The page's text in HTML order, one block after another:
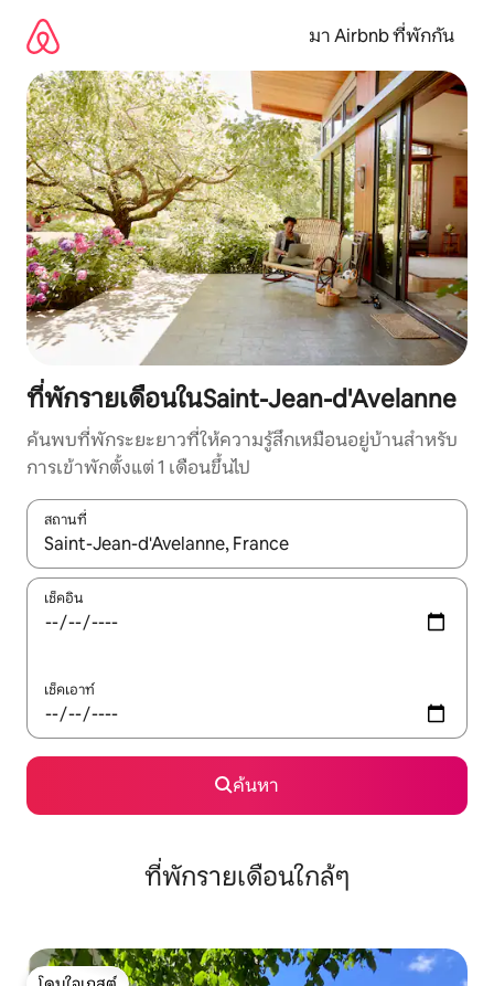
เนื้อหา
มา Airbnb ที่พักกัน
ที่พักรายเดือนในSaint-Jean-d'Avelanne
ค้นพบที่พักระยะยาวที่ให้ความรู้สึกเหมือนอยู่บ้านสำหรับ
การเข้าพักตั้งแต่ 1 เดือนขึ้นไป
สถานที่
ใช้ลูกศรขึ้นลง หรือใช้การสัมผัสหรือปัด เพื่อสำรวจผลการค้นหา
เช็คอิน
เช็คเอาท์
ค้นหา
ที่พักรายเดือนใกล้ๆ